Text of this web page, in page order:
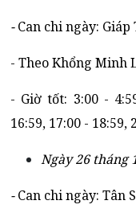
-Can chi ngày: Giáp
- Theo Khổng Minh
- Giờ tốt: 3:00 -
16:59, 17:00 - 18:59,
Ngày 26 tháng
-Can chi ngày: Tân